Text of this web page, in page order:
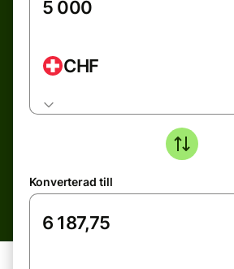
CHF
Konverterad till